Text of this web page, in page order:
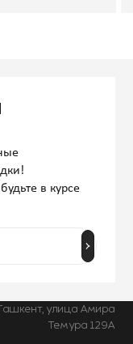
улица Амира
Темура 129А
в курсе